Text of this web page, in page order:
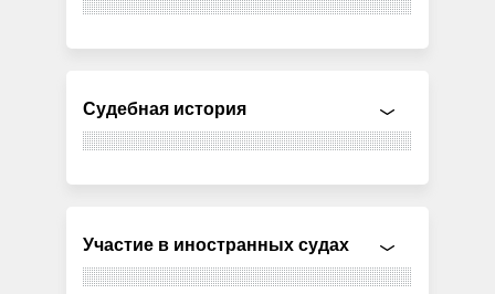
Судебная история
Участие в иностранных судах